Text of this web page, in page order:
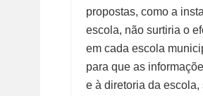
propostas, como a
escola, não surtiria o
em cada escola
para que as
e à diretoria da